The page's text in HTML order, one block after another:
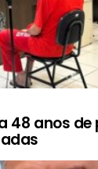
48 anos